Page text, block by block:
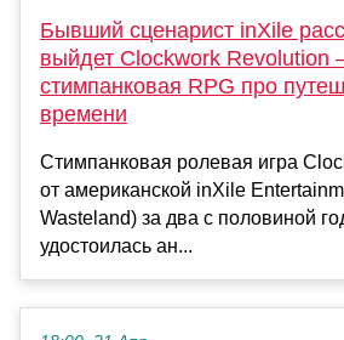
Бывший сценарист inXile
выйдет Clockwork Revolution
стимпанковая RPG про
времени
Стимпанковая ролевая игра
от американской inXile
Wasteland) за два с половиной
удостоилась ан...